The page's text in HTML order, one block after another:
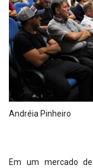
Andréia Pinheiro
Em um mercado